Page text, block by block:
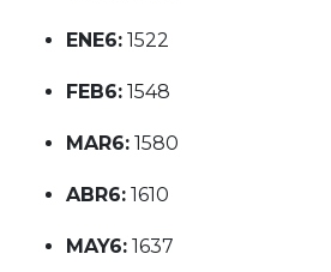
ENE6: 1522
FEB6: 1548
MAR6: 1580
ABR6: 1610
MAY6: 1637